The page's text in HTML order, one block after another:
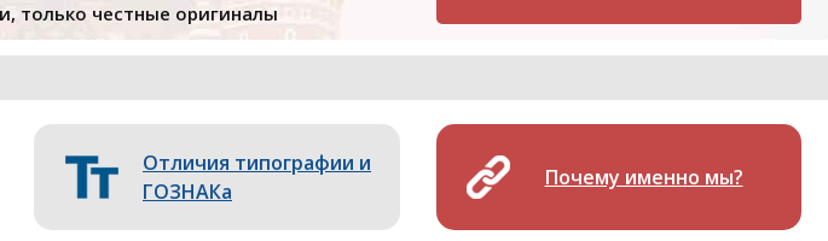
только честные оригиналы
Отличия типографии и
ГОЗНАКа
Почему именно мы?